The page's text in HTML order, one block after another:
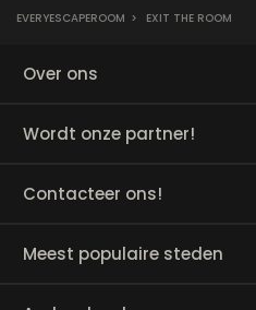
EVERYESCAPEROOM > EXIT THE ROOM
Over ons
Wordt onze partner!
Contacteer ons!
Meest populaire steden